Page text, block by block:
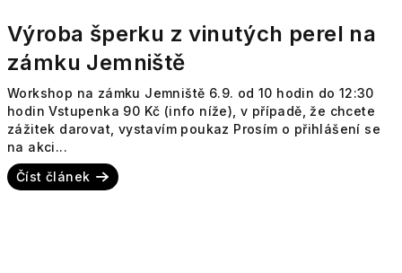
Výroba šperku z vinutých perel na
zámku Jemniště
Workshop na zámku Jemniště 6.9. od 10 hodin do 12:30
hodin Vstupenka 90 Kč (info níže), v případě, že chcete
zážitek darovat, vystavím poukaz Prosím o přihlášení se
na akci...
Číst článek